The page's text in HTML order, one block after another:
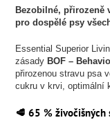
Bezobilné, přirozeně
pro dospělé psy
Essential Superior
zásady BOF –
přirozenou stravu psa
cukru v krvi, optimální
🥩 65 % živočišných